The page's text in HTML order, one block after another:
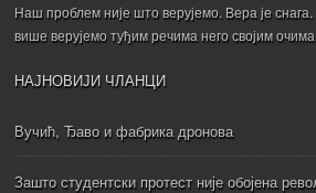
Наш проблем није што верујемо. Вера је
више верујемо туђим речима него својим очима.
НАЈНОВИЈИ ЧЛАНЦИ
Вучић, Ђаво и фабрика дронова
Зашто студентски протест није обојена